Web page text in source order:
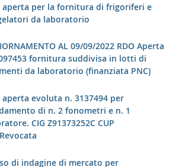
aperta per la fornitura di frigoriferi e
da laboratorio
AL 09/09/2022 RDO Aperta
fornitura suddivisa in lotti di
da laboratorio (finanziata PNC)
aperta evoluta n. 3137494 per
di n. 2 fonometri e n. 1
CIG Z91373252C CUP
di indagine di mercato per